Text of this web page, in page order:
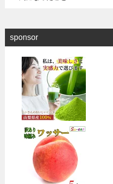
sponsor